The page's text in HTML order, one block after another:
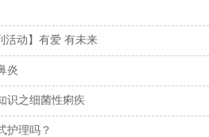
活动】有爱 有未来
炎
识之细菌性痢疾
护理吗？